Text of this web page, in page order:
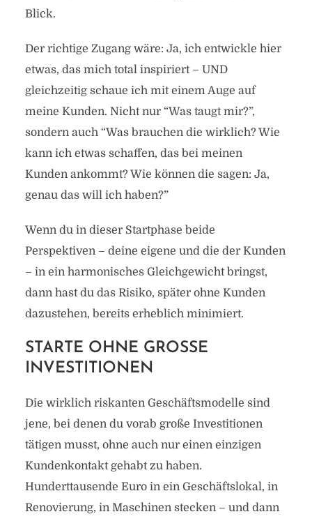
Blick.
Der richtige Zugang wäre: Ja, ich entwickle hier
etwas, das mich total inspiriert – UND
gleichzeitig schaue ich mit einem Auge auf
meine Kunden. Nicht nur “Was taugt mir?”,
sondern auch “Was brauchen die wirklich? Wie
kann ich etwas schaffen, das bei meinen
Kunden ankommt? Wie können die sagen: Ja,
genau das will ich haben?”
Wenn du in dieser Startphase beide
Perspektiven – deine eigene und die der Kunden
– in ein harmonisches Gleichgewicht bringst,
dann hast du das Risiko, später ohne Kunden
dazustehen, bereits erheblich minimiert.
STARTE OHNE GROSSE I
NVESTITIONEN
Die wirklich riskanten Geschäftsmodelle sind
jene, bei denen du vorab große Investitionen
tätigen musst, ohne auch nur einen einzigen
Kundenkontakt gehabt zu haben.
Hunderttausende Euro in ein Geschäftslokal, in
Renovierung, in Maschinen stecken – und dann